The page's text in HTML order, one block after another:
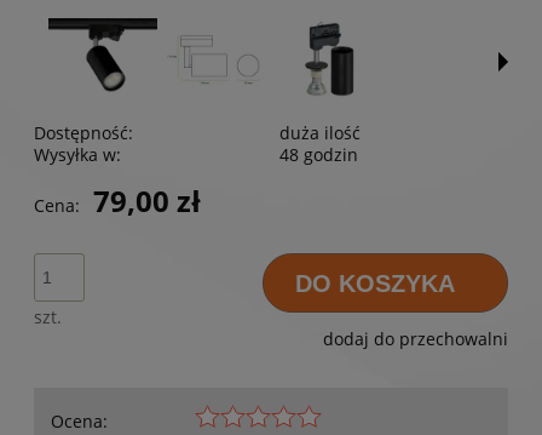
Dostępność:
duża ilość
Wysyłka w:
48 godzin
Cena: 79,00 zł
szt.
DO KOSZYKA
dodaj do przechowalni
Ocena: